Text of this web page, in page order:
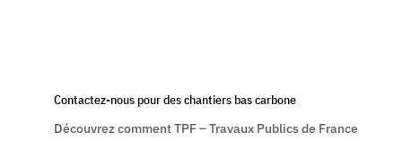
Contactez-nous pour des chantiers bas carbone
Découvrez comment TPF – Travaux Publics de France